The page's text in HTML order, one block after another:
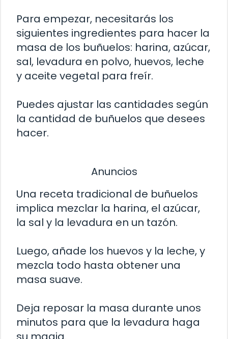
Para empezar, necesitarás los
siguientes ingredientes para hacer la
masa de los buñuelos: harina, azúcar,
sal, levadura en polvo, huevos, leche
y aceite vegetal para freír.
Puedes ajustar las cantidades según
la cantidad de buñuelos que desees
hacer.
Anuncios
Una receta tradicional de buñuelos
implica mezclar la harina, el azúcar,
la sal y la levadura en un tazón.
Luego, añade los huevos y la leche, y
mezcla todo hasta obtener una
masa suave.
Deja reposar la masa durante unos
minutos para que la levadura haga